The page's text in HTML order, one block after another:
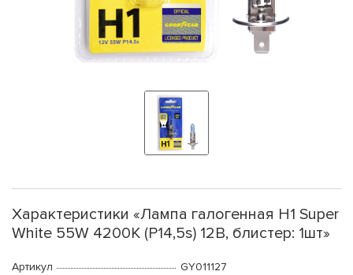
Характеристики «Лампа галогенная H1 Super
White 55W 4200K (P14,5s) 12В, блистер: 1шт»
Артикул
GY011127